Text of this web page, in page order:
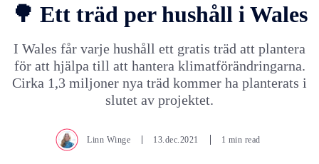
🌳 Ett träd per hushåll i Wales
I Wales får varje hushåll ett gratis träd att plantera
för att hjälpa till att hantera klimatförändringarna.
Cirka 1,3 miljoner nya träd kommer ha planterats i
slutet av projektet.
Linn Winge 13.dec.2021 1 min read